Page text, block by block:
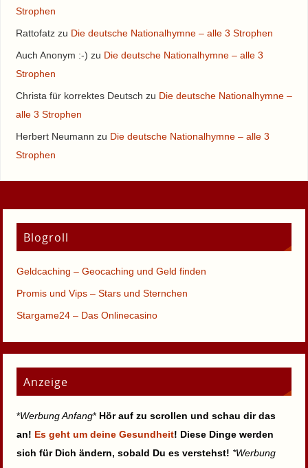
Strophen
Rattofatzzu Die deutsche Nationalhymne – alle 3 Strophen
Auch Anonym :-) zu Die deutsche Nationalhymne – alle 3
Strophen
Christa für korrektes Deutsch zu Die deutsche Nationalhymne –
alle 3 Strophen
Herbert Neumann zu Die deutsche Nationalhymne – alle 3
Strophen
Blogroll
Geldcaching – Geocaching und Geld finden
Promis und Vips – Stars und Sternchen
Stargame24 – Das Onlinecasino
Anzeige
*Werbung Anfang* Hör auf zu scrollen und schau dir das
an! Es geht um deine Gesundheit! Diese Dinge werden
sich für Dich ändern, sobald Du es verstehst! *Werbung